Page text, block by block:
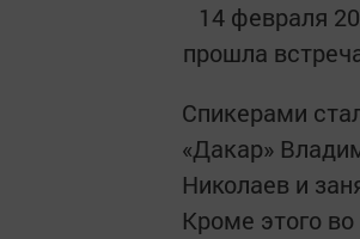
14 февраля
прошла
Спикерами
«Дакар»
Николаев и
Кроме этого